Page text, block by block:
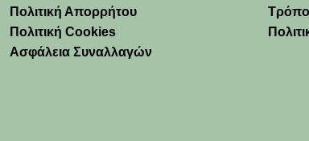
Πολιτική Απορρήτου
Πολιτική Cookies
Ασφάλεια Συναλλαγών